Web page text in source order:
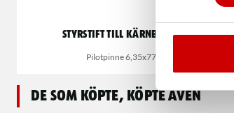
Styrstift till kärnborr HSS
Pilotpinne 6,35x77mm
De som köpte, köpte även